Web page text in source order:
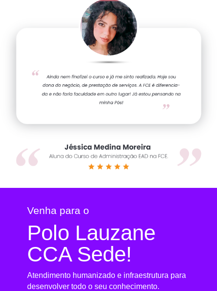
Venha para o
Polo Lauzane
CCA Sede!
Atendimento humanizado e infraestrutura para
desenvolver todo o seu conhecimento.